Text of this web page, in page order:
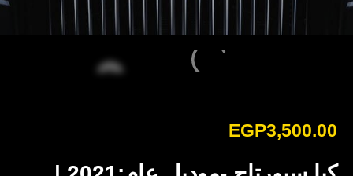
EGP3,500.00